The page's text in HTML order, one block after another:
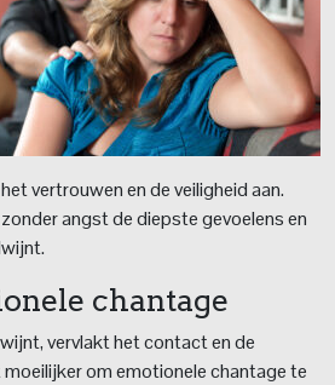
vertrouwen en de veiligheid aan.
angst de diepste gevoelens en
chantage
vervlakt het contact en de
om emotionele chantage te